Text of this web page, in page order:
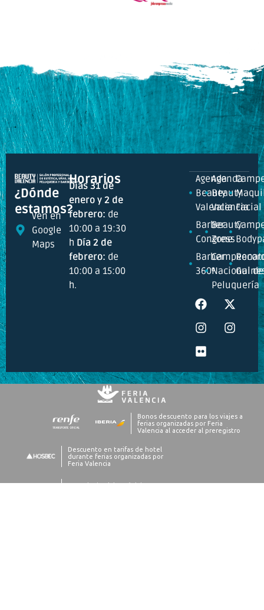
¿Dónde
estamos?
Ven en
Google
Maps
Horarios
Días 31 de
enero y 2 de
febrero: de
10:00 a 19:30
h Día 2 de
febrero: de
10:00 a 15:00
h.
Agenda
Beauty
Valencia
Barber
Congress
Barber
360º
Agenda
Beauty
Valencia
Beauty
Zone
Nacional de
Peluquería
Facial